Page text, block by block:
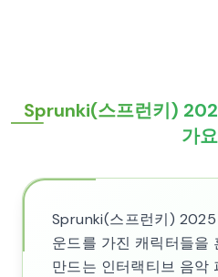
Sprunki(스프런키)
가
Sprunki(스프런키)
운드를 가진 캐릭터들을
만드는 인터랙티브 음악